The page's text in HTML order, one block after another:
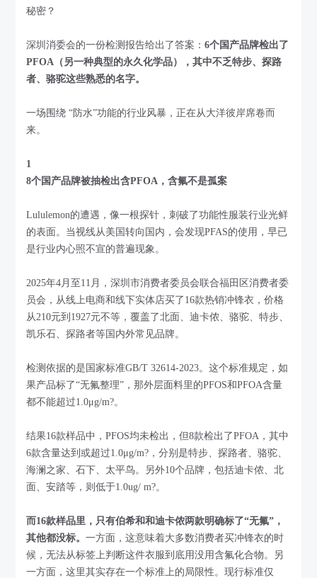
秘密？
深圳消委会的一份检测报告给出了答案：6个国产品牌检出了
PFOA（另一种典型的永久化学品），其中不乏特步、探路
者、骆驼这些熟悉的名字。
一场围绕 “防水”功能的行业风暴，正在从大洋彼岸席卷而
来。
1
8个国产品牌被抽检出含PFOA，含氟不是孤案
Lululemon的遭遇，像一根探针，刺破了功能性服装行业光鲜
的表面。当视线从美国转向国内，会发现PFAS的使用，早已
是行业内心照不宣的普遍现象。
2025年4月至11月，深圳市消费者委员会联合福田区消费者委
员会，从线上电商和线下实体店买了16款热销冲锋衣，价格
从210元到1927元不等，覆盖了北面、迪卡侬、骆驼、特步、
凯乐石、探路者等国内外常见品牌。
检测依据的是国家标准GB/T 32614-2023。这个标准规定，如
果产品标了“无氟整理”，那外层面料里的PFOS和PFOA含量
都不能超过1.0μg/m?。
结果16款样品中，PFOS均未检出，但8款检出了PFOA，其中
6款含量达到或超过1.0μg/m?，分别是特步、探路者、骆驼、
海澜之家、石下、太平鸟。另外10个品牌，包括迪卡侬、北
面、安踏等，则低于1.0ug/ m?。
而16款样品里，只有伯希和和迪卡侬两款明确标了“无氟”，
其他都没标。一方面，这意味着大多数消费者买冲锋衣的时
候，无法从标签上判断这件衣服到底用没用含氟化合物。另
一方面，这里其实存在一个标准上的局限性。现行标准仅